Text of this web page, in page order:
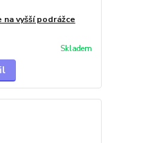
vyšší podrážce
Skladem